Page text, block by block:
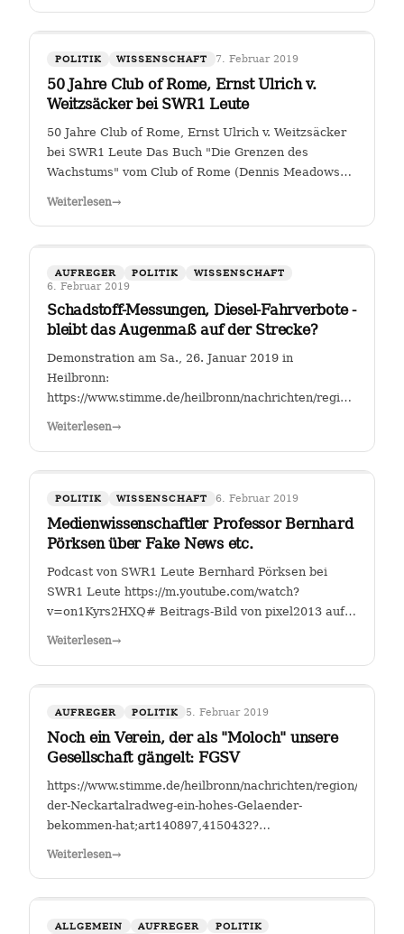
POLITIK WISSENSCHAFT 7. Februar 2019
50 Jahre Club of Rome, Ernst Ulrich v.
Weitzsäcker bei SWR1 Leute
50 Jahre Club of Rome, Ernst Ulrich v. Weitzsäcker
bei SWR1 Leute Das Buch "Die Grenzen des
Wachstums" vom Club of Rome (Dennis Meadows
Weiterlesen→
AUFREGER POLITIK WISSENSCHAFT
6. Februar 2019
Schadstoff-Messungen, Diesel-Fahrverbote -
bleibt das Augenmaß auf der Strecke?
Demonstration am Sa., 26. Januar 2019 in
Heilbronn:
https://www.stimme.de/heilbronn/nachrichten/region/
Fahrverbote-Proteststimmung-
Weiterlesen→
POLITIK WISSENSCHAFT 6. Februar 2019
Medienwissenschaftler Professor Bernhard
Pörksen über Fake News etc.
Podcast von SWR1 Leute Bernhard Pörksen bei
SWR1 Leute https://m.youtube.com/watch?
v=on1Kyrs2HXQ# Beitrags-Bild von pixel2013 auf
Weiterlesen→
AUFREGER POLITIK 5. Februar 2019
Noch ein Verein, der als "Moloch" unsere
Gesellschaft gängelt: FGSV
https://www.stimme.de/heilbronn/nachrichten/region/Warum-
der-Neckartalradweg-ein-hohes-Gelaender-
bekommen-hat;art140897,4150432?
Weiterlesen→
ALLGEMEIN AUFREGER
POLITIK